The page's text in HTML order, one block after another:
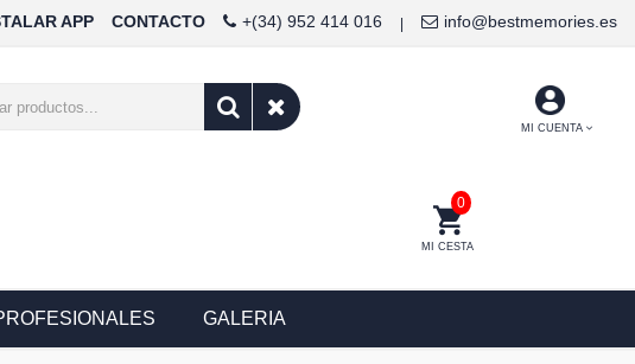
info@bestmemories.es
+(34) 952 414 016
CONTACTO
APP
MI CUENTA
MI CESTA
0
GALERIA